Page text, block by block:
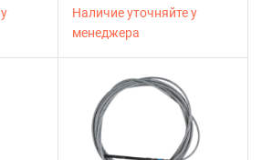
Наличие уточняйте у
менеджера